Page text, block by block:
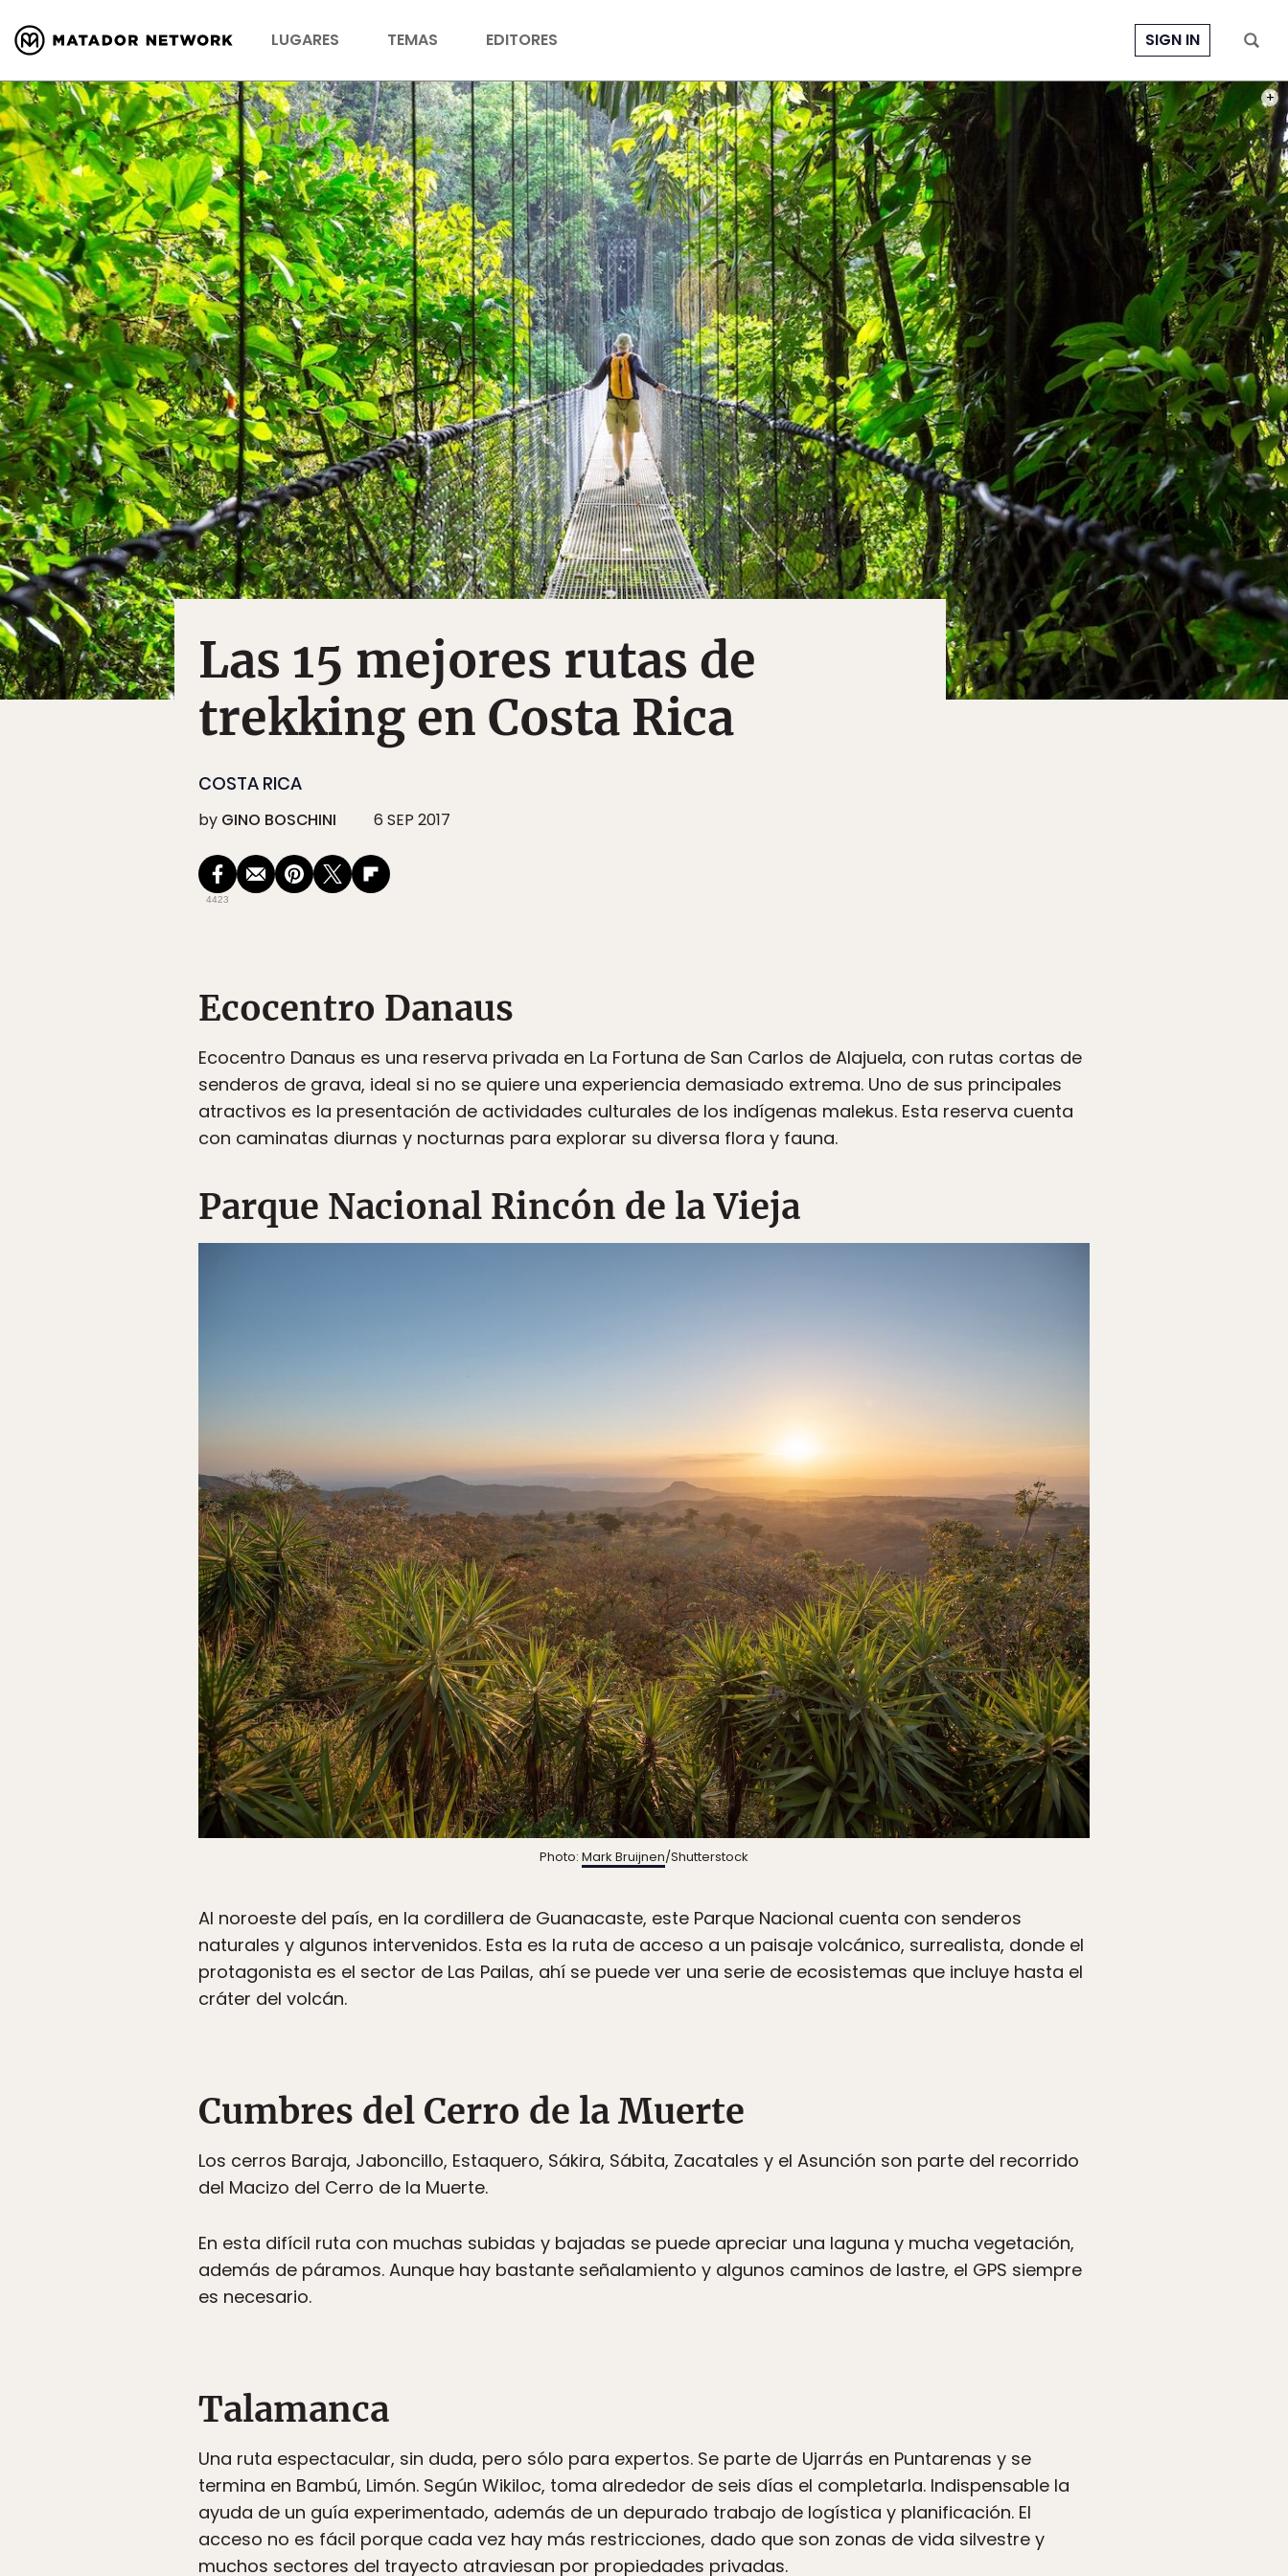
LUGARES TEMAS EDITORES SIGN IN
Las 15 mejores rutas de
trekking en Costa Rica
COSTA RICA
by GINO BOSCHINI 6 SEP 2017
4423
Ecocentro Danaus
Ecocentro Danaus es una reserva privada en La Fortuna de San Carlos de Alajuela, con rutas cortas de
senderos de grava, ideal si no se quiere una experiencia demasiado extrema. Uno de sus principales
atractivos es la presentación de actividades culturales de los indígenas malekus. Esta reserva cuenta
con caminatas diurnas y nocturnas para explorar su diversa flora y fauna.
Parque Nacional Rincón de la Vieja
Photo: Mark Bruijnen/Shutterstock
Al noroeste del país, en la cordillera de Guanacaste, este Parque Nacional cuenta con senderos
naturales y algunos intervenidos. Esta es la ruta de acceso a un paisaje volcánico, surrealista, donde el
protagonista es el sector de Las Pailas, ahí se puede ver una serie de ecosistemas que incluye hasta el
cráter del volcán.
Cumbres del Cerro de la Muerte
Los cerros Baraja, Jaboncillo, Estaquero, Sákira, Sábita, Zacatales y el Asunción son parte del recorrido
del Macizo del Cerro de la Muerte.
En esta difícil ruta con muchas subidas y bajadas se puede apreciar una laguna y mucha vegetación,
además de páramos. Aunque hay bastante señalamiento y algunos caminos de lastre, el GPS siempre
es necesario.
Talamanca
Una ruta espectacular, sin duda, pero sólo para expertos. Se parte de Ujarrás en Puntarenas y se
termina en Bambú, Limón. Según Wikiloc, toma alrededor de seis días el completarla. Indispensable la
ayuda de un guía experimentado, además de un depurado trabajo de logística y planificación. El
acceso no es fácil porque cada vez hay más restricciones, dado que son zonas de vida silvestre y
muchos sectores del trayecto atraviesan por propiedades privadas.